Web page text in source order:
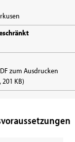
zum Ausdrucken
201 KB)